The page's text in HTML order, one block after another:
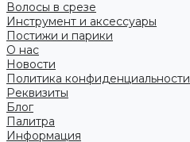
Волосы в срезе
Инструмент и аксессуары
Постижи и парики
О нас
Новости
Политика конфиденциальности
Реквизиты
Блог
Палитра
Информация